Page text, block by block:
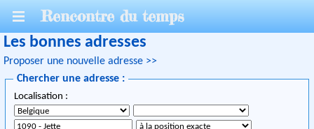
Rencontre du temps
Les bonnes adresses
Proposer une nouvelle adresse >>
Chercher une adresse :
Localisation :